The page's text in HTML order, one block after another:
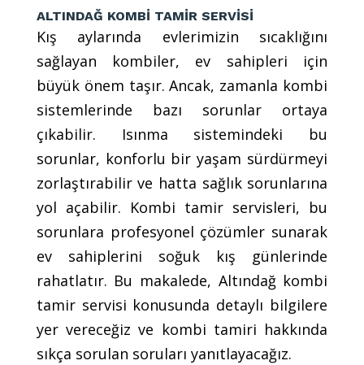
ALTINDAĞ KOMBİ TAMİR SERVİSİ
Kış aylarında evlerimizin sıcaklığını
sağlayan kombiler, ev sahipleri için
büyük önem taşır. Ancak, zamanla kombi
sistemlerinde bazı sorunlar ortaya
çıkabilir. Isınma sistemindeki bu
sorunlar, konforlu bir yaşam sürdürmeyi
zorlaştırabilir ve hatta sağlık sorunlarına
yol açabilir. Kombi tamir servisleri, bu
sorunlara profesyonel çözümler sunarak
ev sahiplerini soğuk kış günlerinde
rahatlatır. Bu makalede, Altındağ kombi
tamir servisi konusunda detaylı bilgilere
yer vereceğiz ve kombi tamiri hakkında
sıkça sorulan soruları yanıtlayacağız.